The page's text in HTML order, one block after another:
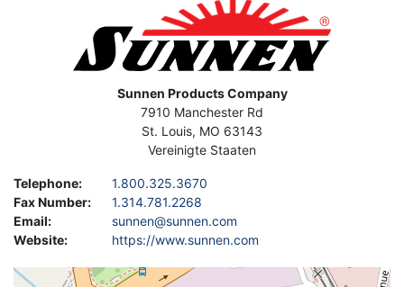
vom Honen und Messen über die Teilehandhabung bis hin zu
Nachbearbeitungsvorgängen wie dem Entgraten und dem
Einsetzen von Buchsen oder Stiften. Sunnen stellt auch die
meistverkauften Hochleistungs-Rohrhonmaschinen sowie
Rohrhonmaschinen für leichte und mittlere Anwendungen her.
Kontaktieren Sie Asset-Trade noch heute, um gebrauchte
Sunnen-Maschinen zu finden.
Sunnen Products Company
7910 Manchester Rd
St. Louis, MO 63143
Vereinigte Staaten
Telephone:
1.800.325.3670
Fax Number:
1.314.781.2268
Email:
sunnen@sunnen.com
Website: https://www.sunnen.com
Geolocation